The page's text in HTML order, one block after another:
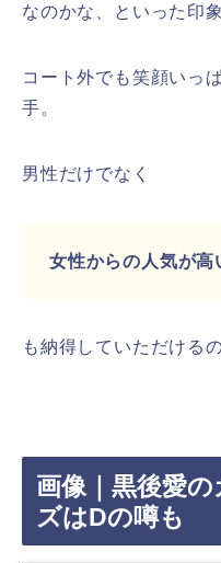
なのかな、といった印
コート外でも笑顔いっ
手。
男性だけでなく
女性からの人気が高
も納得していただける
画像｜黒後愛
ズはDの噂も